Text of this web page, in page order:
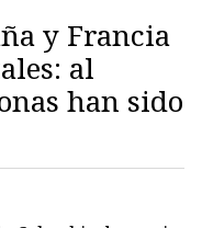
y Francia
al
han sido